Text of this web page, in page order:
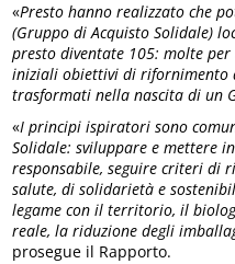
«Presto hanno realizzato che
(Gruppo di Acquisto Solidale)
presto diventate 105: molte
iniziali obiettivi di rifornimento
trasformati nella nascita di un
«I principi ispiratori sono
Solidale: sviluppare e mettere
responsabile, seguire criteri di
salute, di solidarietà e
legame con il territorio, il
reale, la riduzione degli
prosegue il Rapporto.